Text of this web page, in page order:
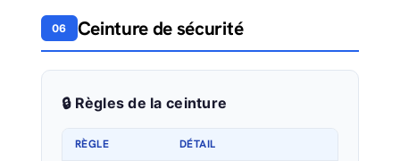
06 Ceinture de sécurité
🔒 Règles de la ceinture
RÈGLE DÉTAIL